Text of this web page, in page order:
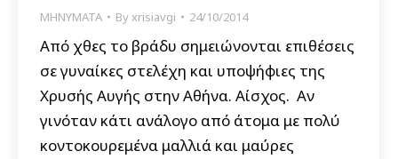
ΜΗΝΥΜΑΤΑ Byxrisiavgi 24/10/2014
Από χθες το βράδυ σημειώνονται επιθέσεις
σε γυναίκες στελέχη και υποψήφιες της
Χρυσής Αυγής στην Αθήνα. Αίσχος. Αν
γινόταν κάτι ανάλογο από άτομα με πολύ
κοντοκουρεμένα μαλλιά και μαύρες